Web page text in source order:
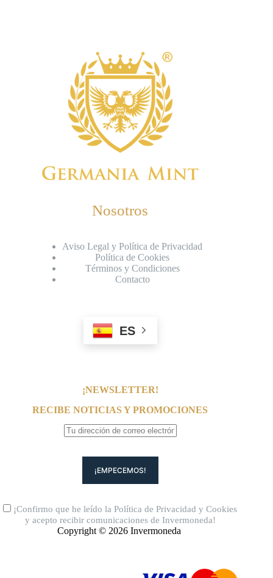
Nosotros
Aviso Legal y Política de Privacidad
Política de Cookies
Términos y Condiciones
Contacto
ES
¡NEWSLETTER!
RECIBE NOTICIAS Y PROMOCIONES
¡Confirmo que he leído laPolítica de Privacidad yCookies
y acepto recibir comunicaciones de Invermoneda!
Copyright © 2026 Invermoneda